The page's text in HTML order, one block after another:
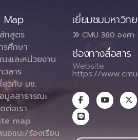
Map
กสูตร
รศึกษา
ะและหน่วยงาน
วสาร
วกับ มช.
มูลสาธารณะ
อเรา
map
นอแนะ/ร้องเรียน
เยี่ยมชมมหาวิท
CMU 360 องศา
ช่องทางสื่อสาร
Website :
https://